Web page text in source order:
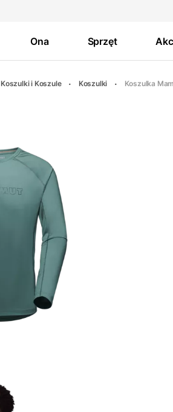
Ona Sprzęt
Koszulki i Koszule Koszulki Koszulka